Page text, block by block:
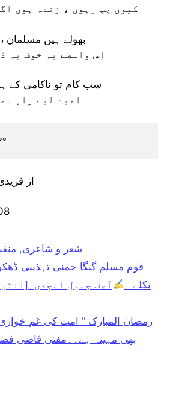
کیوں چپ رہوں ، زندہ ہوں
بھولے ہیں مسلمان
اِس واسطے یہ خوف یہ
سب کام تو ناکامی کے
امید لیے راہِ
از
شعر و شاعری,
قوم مسلم گنگا جمنی تہذیبی
نکلے۔
آصف جمیل
بھی مہینہ ہے۔۔مفتی قاضی